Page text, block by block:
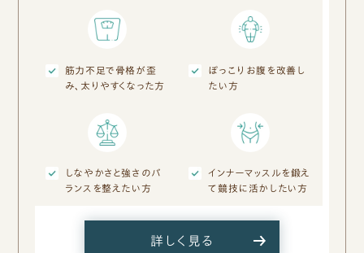
筋力不足で骨格が歪
み、太りやすくなった方
ぽっこりお腹を改善し
たい方
しなやかさと強さのバ
ランスを整えたい方
インナーマッスルを鍛え
て競技に活かしたい方
詳しく見る